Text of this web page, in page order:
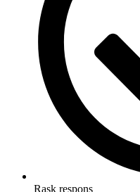
Rask respons